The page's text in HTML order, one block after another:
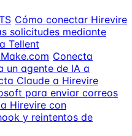
Cómo conectar Hirevire
solicitudes mediante
Tellent
Conecta
un agente de IA a
Claude a Hirevire
para enviar correos
Hirevire con
y reintentos de